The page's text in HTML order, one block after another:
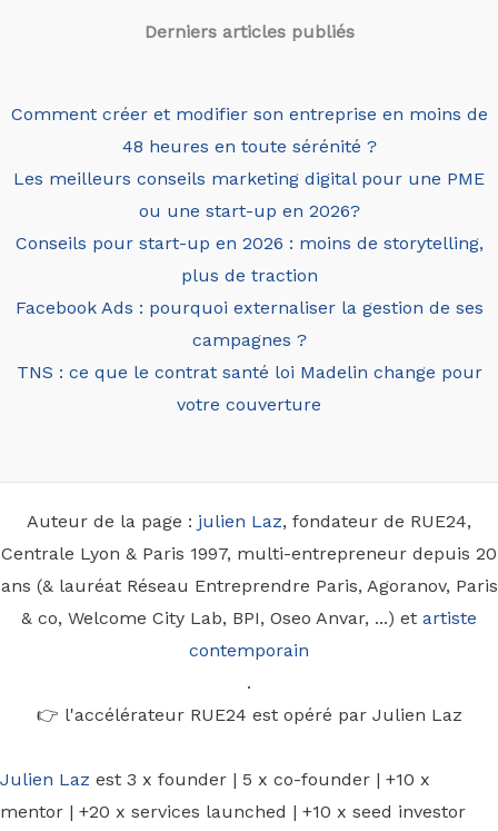
Derniers articles publiés
Comment créer et modifier son entreprise en moins de
48 heures en toute sérénité ?
Les meilleurs conseils marketing digital pour une PME
ou une start-up en 2026?
Conseils pour start-up en 2026 : moins de storytelling,
plus de traction
Facebook Ads : pourquoi externaliser la gestion de ses
campagnes ?
TNS : ce que le contrat santé loi Madelin change pour
votre couverture
Auteur de la page : julien Laz, fondateur de RUE24,
Centrale Lyon & Paris 1997, multi-entrepreneur depuis 20
ans (& lauréat Réseau Entreprendre Paris, Agoranov, Paris
& co, Welcome City Lab, BPI, Oseo Anvar, ...) et artiste
contemporain
.
👉 l'accélérateur RUE24 est opéré par Julien Laz
Julien Laz est 3 x founder | 5 x co-founder | +10 x
mentor | +20 x services launched | +10 x seed investor